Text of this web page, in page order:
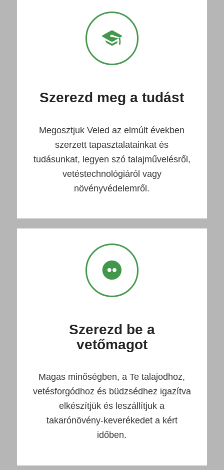
Szerezd meg a tudást
Megosztjuk Veled az elmúlt években
szerzett tapasztalatainkat és
tudásunkat, legyen szó talajművelésről,
vetéstechnológiáról vagy
növényvédelemről.
Szerezd be a
vetőmagot
Magas minőségben, a Te talajodhoz,
vetésforgódhoz és büdzsédhez igazítva
elkészítjük és leszállítjuk a
takarónövény-keverékedet a kért
időben.